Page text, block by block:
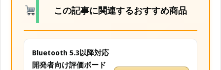
この記事に関連するおすすめ商品
Bluetooth 5.3以降対応
開発者向け評価ボード